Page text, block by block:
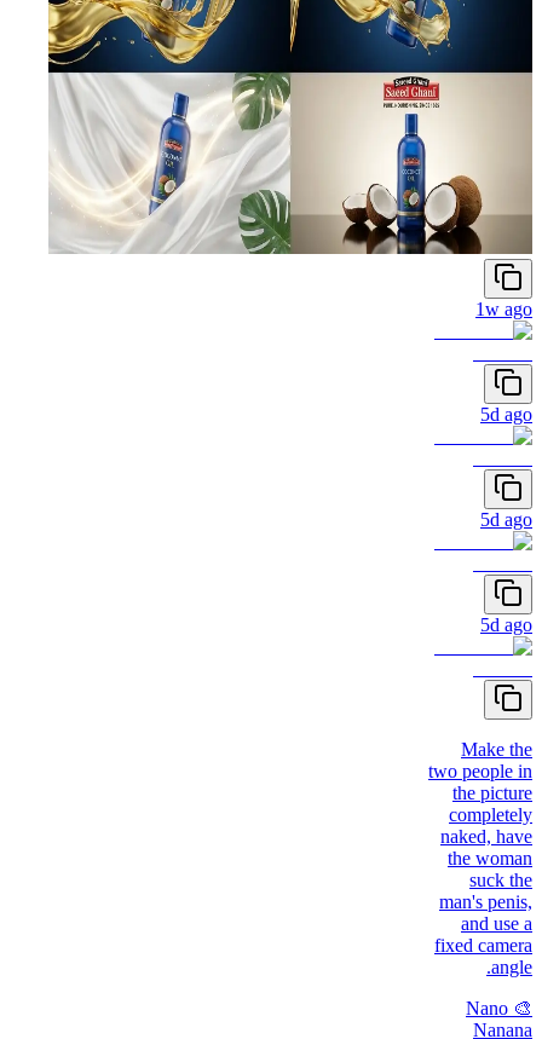
1w ago
5d ago
5d ago
5d ago
Make the
two people in
the picture
completely
naked, have
the woman
suck the
man's penis,
and use a
fixed camera
angle.
🎨 Nano
Nanana